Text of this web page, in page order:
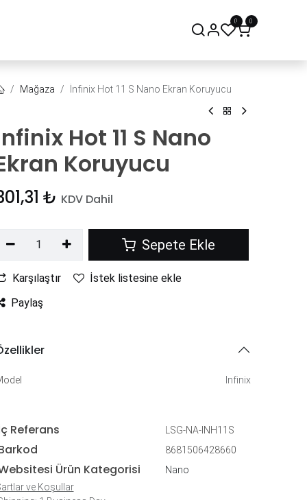
0 0
Mağaza İnfinix Hot 11 S Nano Ekran Koruyucu
Hot 11 S Nano
Koruyucu
₺ KDV Dahil
Sepete Ekle
Karşılaştır
İstek listesine ekle
Paylaş
Infinix
Referans LSG-NA-INH11S
8681506428660
Ürün Kategorisi
Nano
ve Koşullar